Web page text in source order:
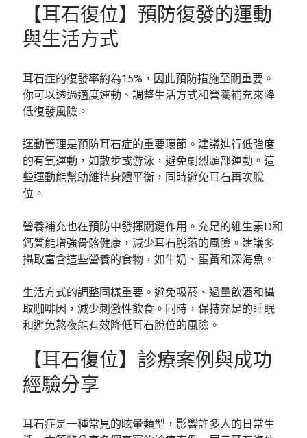
【耳石復位】預防復發的運動
與生活方式
耳石症的復發率約為15%，因此預防措施至關重要。
你可以透過適度運動、調整生活方式和營養補充來降
低復發風險。
運動管理是預防耳石症的重要環節。建議進行低強度
的有氧運動，如散步或游泳，避免劇烈頭部運動。這
些運動能幫助維持身體平衡，同時避免耳石再次脫
位。
營養補充也在預防中發揮關鍵作用。充足的維生素D和
鈣質能增強骨骼健康，減少耳石脫落的風險。建議多
攝取富含這些營養的食物，如牛奶、蛋黃和深海魚。
生活方式的調整同樣重要。避免吸菸、過量飲酒和攝
取咖啡因，減少刺激性飲食。同時，保持充足的睡眠
和避免熬夜能有效降低耳石脫位的風險。
【耳石復位】診療案例與成功
經驗分享
耳石症是一種常見的眩暈類型，影響許多人的日常生